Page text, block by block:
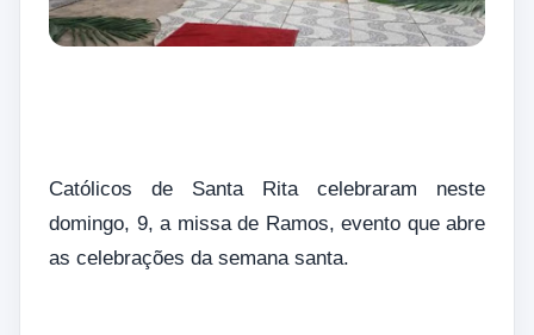
Católicos de Santa Rita celebraram neste
domingo, 9, a missa de Ramos, evento que abre
as celebrações da semana santa.